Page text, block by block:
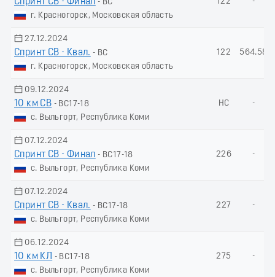
- ВС
г. Красногорск, Московская область
27.12.2024
Спринт СВ - Квал. - ВС
г. Красногорск, Московская область
122 564.58
09.12.2024
10 км СВ - ВС17-18
с. Выльгорт, Республика Коми
НС -
07.12.2024
Спринт СВ - Финал - ВС17-18
с. Выльгорт, Республика Коми
226 -
07.12.2024
Спринт СВ - Квал. - ВС17-18
с. Выльгорт, Республика Коми
227 -
06.12.2024
10 км КЛ
- ВС17-18
с. Выльгорт, Республика Коми
275 -